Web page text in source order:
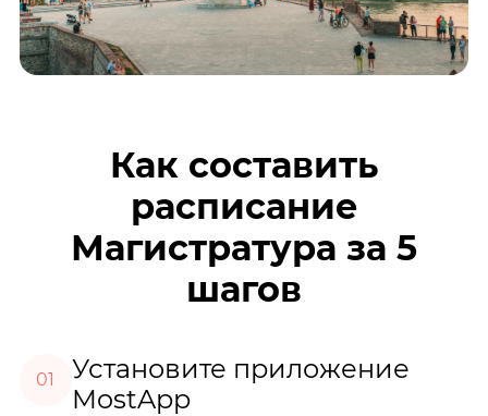
Как составить
расписание
Магистратура за 5
шагов
01
Установите приложение
MostApp